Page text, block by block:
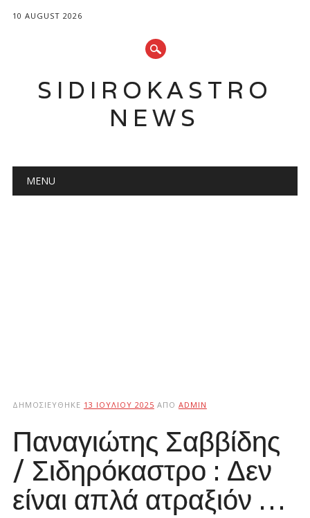
10 AUGUST 2026
SIDIROKASTRO
NEWS
Main menu
MENU
ΔΗΜΟΣΙΕΎΘΗΚΕ 13 ΙΟΥΛΊΟΥ 2025 ΑΠΌ ADMIN
Παναγιώτης Σαββίδης
/ Σιδηρόκαστρο : Δεν
είναι απλά ατραξιόν …